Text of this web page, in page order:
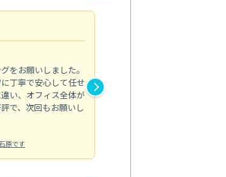
をお願いしました。
丁寧で安心して任せ
い、オフィス全体が
で、次回もお願いし
原です